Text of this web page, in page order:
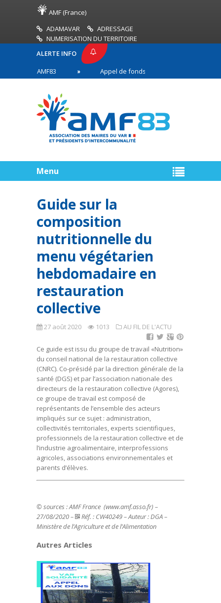
AMF (France)
ADAMAVAR
ADRESSAGE
NUMERISATION DU TERRITOIRE
ALERTE INFO
AMF83
Appel de fonds incendies de forêt
en première ligne
Menu
Guide sur la
composition
nutritionnelle du
menu végétarien
hebdomadaire en
restauration
collective
27 août 2020 1013 AU FIL DE L'ACTU
Ce guide est issu du groupe de travail «Nutrition»
du conseil national de la restauration collective
(CNRC). Co-présidé par la direction générale de la
santé (DGS) et par l’association nationale des
directeurs de la restauration collective (Agores),
ce groupe de travail est composé de
représentants de l’ensemble des acteurs
impliqués sur ce sujet : administration,
collectivités territoriales, experts scientifiques,
professionnels de la restauration collective et de
l’industrie agroalimentaire, interprofessions
agricoles, associations environnementales et
parents d’élèves.
© sources : AMF France (www.amf.asso.fr) –
27/08/2020 –
Réf. : CW40249 – Auteur : DGA –
Ministère de l’Agriculture et de l’Alimentation
Autres Articles